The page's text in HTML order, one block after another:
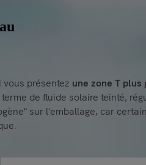
présentez une zone T plus
de fluide solaire teinté,
sur l'emballage, car